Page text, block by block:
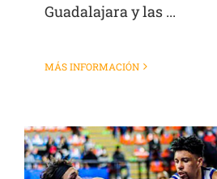
Guadalajara y las ...
MÁS INFORMACIÓN